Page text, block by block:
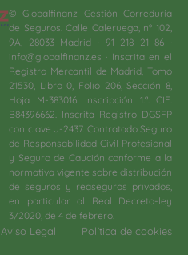
© Globalfinanz Gestión Correduría
de Seguros. Calle Caleruega, nº 102,
9A, 28033 Madrid · 91 218 21 86 ·
info@globalfinanz.es · Inscrita en el
Registro Mercantil de Madrid, Tomo
21530, Libro 0, Folio 206, Sección 8,
Hoja M-383016. Inscripción 1.ª. CIF.
B84396662. Inscrita Registro DGSFP
con clave J-2437. Contratado Seguro
de Responsabilidad Civil Profesional
y Seguro de Caución conforme a la
normativa vigente sobre distribución
de seguros y reaseguros privados,
en particular al Real Decreto-ley
3/2020, de 4 de febrero.​
Aviso Legal Política de cookies